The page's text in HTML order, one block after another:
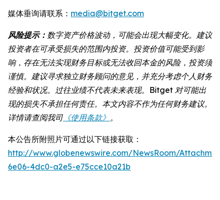
媒体垂询请联系： media@bitget.com
风险提示： 数字资产价格波动，可能会出现大幅变化。建议
投资者在可承受损失的范围内投资。投资价值可能受到影
响，存在无法实现财务目标或无法收回本金的风险，投资须
谨慎。建议寻求独立财务顾问的意见，并充分考虑个人财务
经验和状况。过往业绩不代表未来表现。Bitget 对可能出
现的损失不承担任何责任。本文内容不作为任何财务建议。
详情请查阅我司《使用条款》 。
本公告所附照片可通过以下链接获取：
http://www.globenewswire.com/NewsRoom/
6e06-4dc0-a2e5-e75cce10a21b